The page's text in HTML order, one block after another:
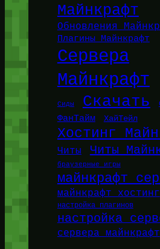
Майнкрафт
Обновления
Плагины Майнкрафт
Сервера
Майнкрафт
Сиды Скачать
ФанТайм ХайТейл
Хостинг
Читы Читы
браузерные игры
майнкрафт
майнкрафт хостинг
настройка плагинов
настройка
сервера майнкрафт